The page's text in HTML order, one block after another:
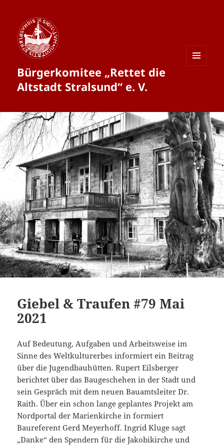
Bürgerkomitee „Rettet die
Altstadt Stralsund“ e. V.
Giebel & Traufen #79 Mai
2021
Auf Bedeutung, Aufgaben und Arbeitsweise im
Sinne des Weltkulturerbes informiert ein Beitrag
über die Jugendbauhütten. Rupert Eilsberger
berichtet über das Baugeschehen in der Stadt und
sein Gespräch mit dem neuen Bauamtsleiter Dr.
Raith. Über ein schon lange geplantes Projekt am
Nordportal der Marienkirche in formiert
Baureferent Gerd Meyerhoff. Ingrid Kluge sagt
„Danke“ den Spendern für die Jakobikirche und